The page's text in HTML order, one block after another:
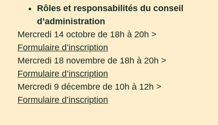
Rôles et responsabilités du conseil
d’administration
Mercredi 14 octobre de 18h à 20h >
Formulaire d’inscription
Mercredi 18 novembre de 18h à 20h >
Formulaire d’inscription
Mercredi 9 décembre de 10h à 12h >
Formulaire d’inscription